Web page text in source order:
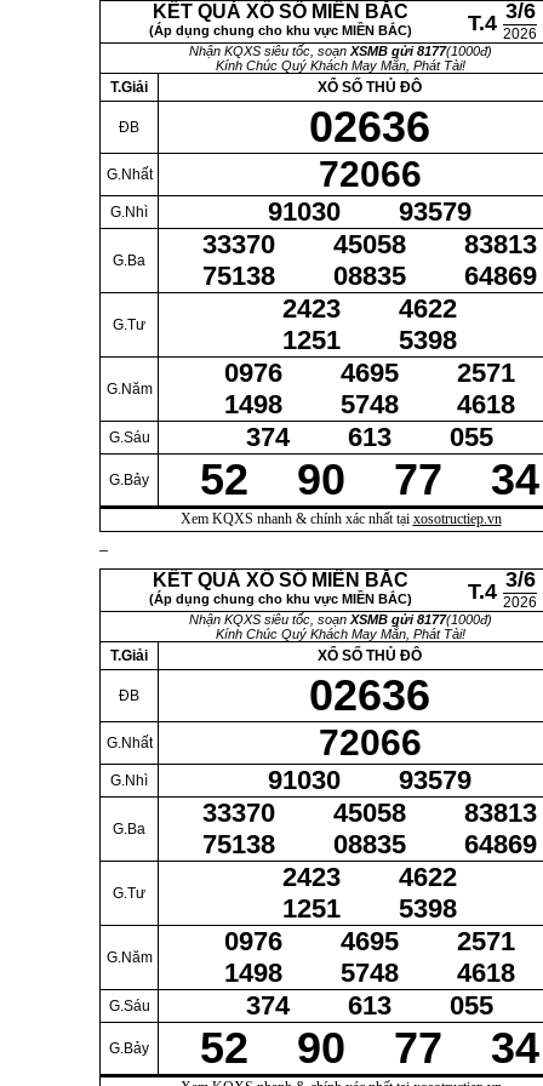
KẾT QUẢ XỔ SỐ MIỀN BẮC
(Áp dụng chung cho khu vực MIỀN BẮC) T.4 3/6
2026
Nhận KQXS siêu tốc, soạn XSMB gửi 8177(1000đ)
Kính Chúc Quý Khách May Mắn, Phát Tài!
T.Giải XỔ SỐ THỦ ĐÔ
ĐB 02636
G.Nhất 72066
G.Nhì 91030 93579
G.Ba
33370 45058 83813
75138 08835 64869
G.Tư
2423 4622
1251 5398
G.Năm
0976 4695 2571
1498 5748 4618
G.Sáu 374 613 055
G.Bảy 52 90 77 34
Xem KQXS nhanh & chính xác nhất tại xosotructiep.vn
KẾT QUẢ XỔ SỐ MIỀN BẮC
(Áp dụng chung cho khu vực MIỀN BẮC) T.4 3/6
2026
Nhận KQXS siêu tốc, soạn XSMB gửi 8177(1000đ)
Kính Chúc Quý Khách May Mắn, Phát Tài!
T.Giải XỔ SỐ THỦ ĐÔ
ĐB 02636
G.Nhất 72066
G.Nhì 91030 93579
G.Ba
33370 45058 83813
75138 08835 64869
G.Tư
2423 4622
1251 5398
G.Năm
0976 4695 2571
1498 5748 4618
G.Sáu 374 613 055
G.Bảy 52 90 77 34